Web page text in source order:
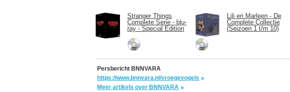
Stranger Things
Complete Serie - blu-
ray - Special Edition
Lili en Marleen - De
Complete Collectie
(Seizoen 1 t/m 10)
Persbericht BNNVARA
https://www.bnnvara.nl/vroegevogels
Meer artikels over BNNVARA